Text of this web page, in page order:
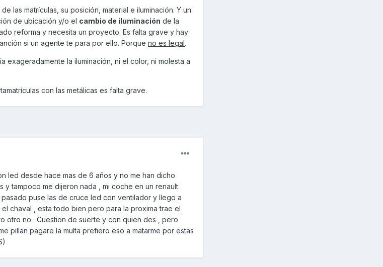
las matrículas, su posición, material e iluminación. Y un
de ubicación y/o el cambio de iluminación de la
reforma y necesita un proyecto. Es falta grave y hay
si un agente te para por ello. Porque no es legal.
exageradamente la iluminación, ni el color, ni molesta a
con las metálicas es falta grave.
led desde hace mas de 6 años y no me han dicho
y tampoco me dijeron nada , mi coche en un renault
puse las de cruce led con ventilador y llego a
chaval , esta todo bien pero para la proxima trae el
otro no . Cuestion de suerte y con quien des , pero
pillan pagare la multa prefiero eso a matarme por estas